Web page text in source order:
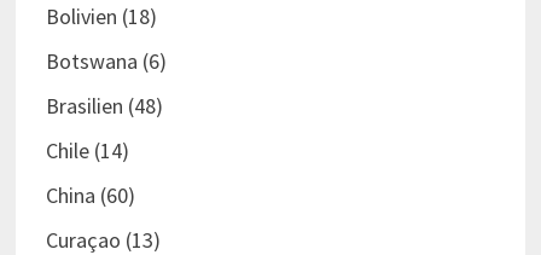
Bolivien (18)
Botswana (6)
Brasilien (48)
Chile(14)
China (60)
Curaçao (13)